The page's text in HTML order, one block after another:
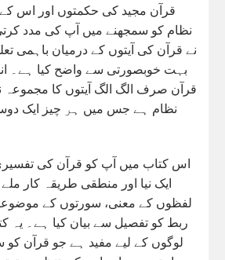
نظام کو سمجھنے میں آپ کی مدد
نے قرآن کی آیتوں کے درمیان باہمی
بہت خوبصورتی سے واضح کیا ہے۔
قرآن صرف الگ الگ آیتوں کا مجموعہ
نظام ہے جس میں ہر چیز ایک
اس کتاب میں آپ کو قرآن کی
ایک نیا اور منطقی طریقہ کار
لفظوں کے معنی، سورتوں کے
ربط کو تفصیل سے بیان کیا ہے۔ یہ
لوگوں کے لیے مفید ہے جو قرآن